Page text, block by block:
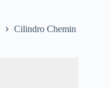
Cilindro Chemin